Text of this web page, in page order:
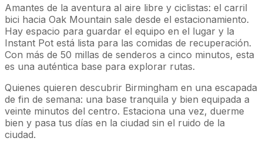
Amantes de la aventura al aire libre y ciclistas: el carril
bici hacia Oak Mountain sale desde el estacionamiento.
Hay espacio para guardar el equipo en el lugar y la
Instant Pot está lista para las comidas de recuperación.
Con más de 50 millas de senderos a cinco minutos, esta
es una auténtica base para explorar rutas.
Quienes quieren descubrir Birmingham en una escapada
de fin de semana: una base tranquila y bien equipada a
veinte minutos del centro. Estaciona una vez, duerme
bien y pasa tus días en la ciudad sin el ruido de la
ciudad.